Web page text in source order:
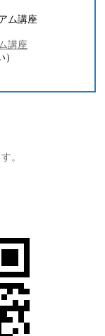
ム講座
講座
。